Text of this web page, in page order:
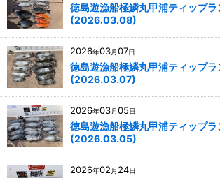
徳島遊漁船極鱗丸甲浦ティップ
(2026.03.08)
2026年03月07日
徳島遊漁船極鱗丸甲浦ティップ
(2026.03.07)
2026年03月05日
徳島遊漁船極鱗丸甲浦ティップ
(2026.03.05)
2026年02 月 24日